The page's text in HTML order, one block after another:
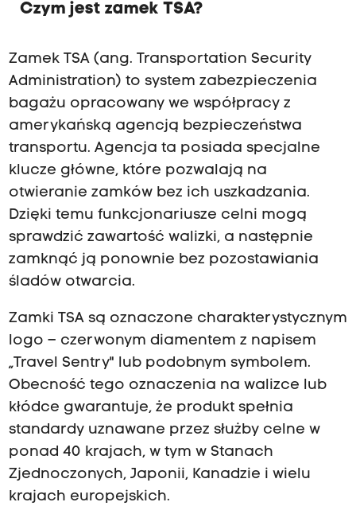
Czym jest zamek TSA?
Zamek TSA (ang. Transportation Security
Administration) to system zabezpieczenia
bagażu opracowany we współpracy z
amerykańską agencją bezpieczeństwa
transportu. Agencja ta posiada specjalne
klucze główne, które pozwalają na
otwieranie zamków bez ich uszkadzania.
Dzięki temu funkcjonariusze celni mogą
sprawdzić zawartość walizki, a następnie
zamknąć ją ponownie bez pozostawiania
śladów otwarcia.
Zamki TSA są oznaczone charakterystycznym
logo – czerwonym diamentem z napisem
„Travel Sentry" lub podobnym symbolem.
Obecność tego oznaczenia na walizce lub
kłódce gwarantuje, że produkt spełnia
standardy uznawane przez służby celne w
ponad 40 krajach, w tym w Stanach
Zjednoczonych, Japonii, Kanadzie i wielu
krajach europejskich.